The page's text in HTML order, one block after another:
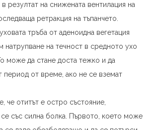
резултат на снижената вентилация на
ретракция на тъпанчето.
тръба от аденоидна вегетация
натрупване на течност в средното ухо
може да стане доста тежко и да
период от време, ако не се вземат
че отитът е остро състояние,
със силна болка. Първото, което може